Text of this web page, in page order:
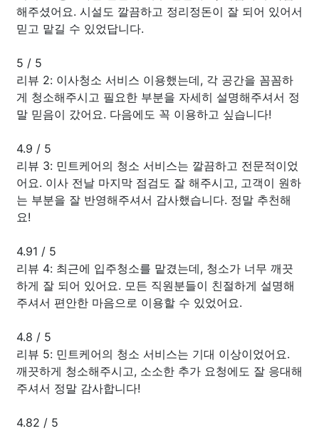
해주셨어요. 시설도 깔끔하고 정리정돈이 잘 되어 있어서
믿고 맡길 수 있었답니다.
5 / 5
리뷰 2: 이사청소 서비스 이용했는데, 각 공간을 꼼꼼하
게 청소해주시고 필요한 부분을 자세히 설명해주셔서 정
말 믿음이 갔어요. 다음에도 꼭 이용하고 싶습니다!
4.9 / 5
리뷰 3: 민트케어의 청소 서비스는 깔끔하고 전문적이었
어요. 이사 전날 마지막 점검도 잘 해주시고, 고객이 원하
는 부분을 잘 반영해주셔서 감사했습니다. 정말 추천해
요!
4.91 / 5
리뷰 4: 최근에 입주청소를 맡겼는데, 청소가 너무 깨끗
하게 잘 되어 있어요. 모든 직원분들이 친절하게 설명해
주셔서 편안한 마음으로 이용할 수 있었어요.
4.8 / 5
리뷰 5: 민트케어의 청소 서비스는 기대 이상이었어요.
깨끗하게 청소해주시고, 소소한 추가 요청에도 잘 응대해
주셔서 정말 감사합니다!
4.82 / 5